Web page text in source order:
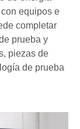
equipos e
completar
prueba y
piezas de
de prueba